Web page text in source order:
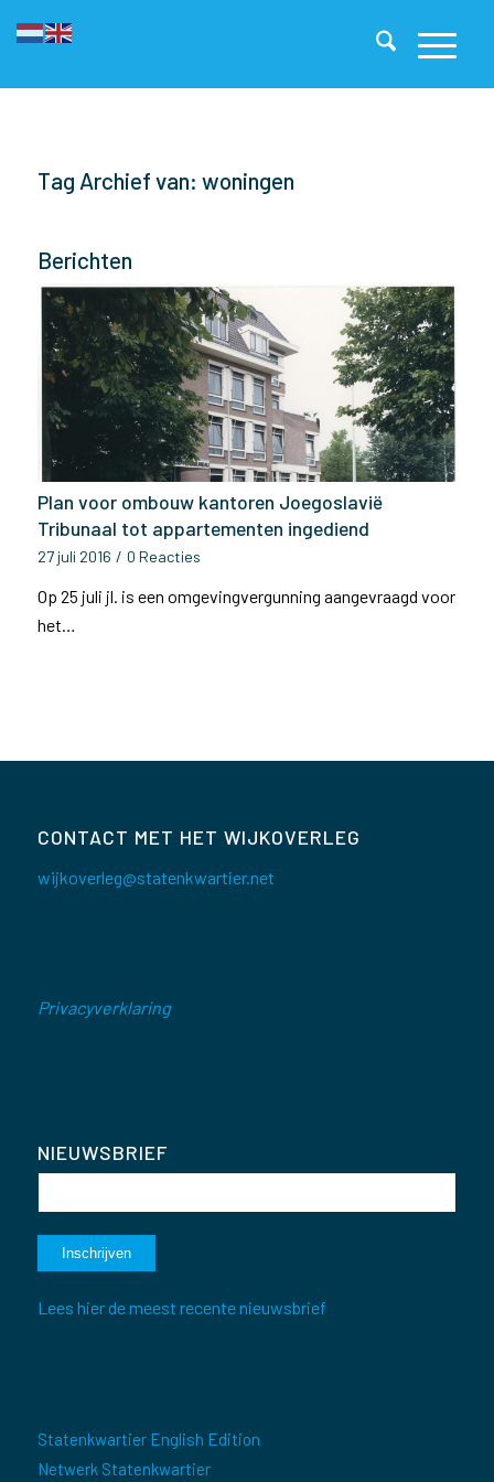
Tag Archief van: woningen
Berichten
Plan voor ombouw kantoren Joegoslavië
Tribunaal tot appartementen ingediend
27 juli 2016 / 0 Reacties
Op 25 juli jl. is een omgevingvergunning aangevraagd voor
het…
CONTACT MET HET WIJKOVERLEG
wijkoverleg@statenkwartier.net
Privacyverklaring
NIEUWSBRIEF
Lees hier de meest recente nieuwsbrief
Statenkwartier English Edition
Netwerk Statenkwartier